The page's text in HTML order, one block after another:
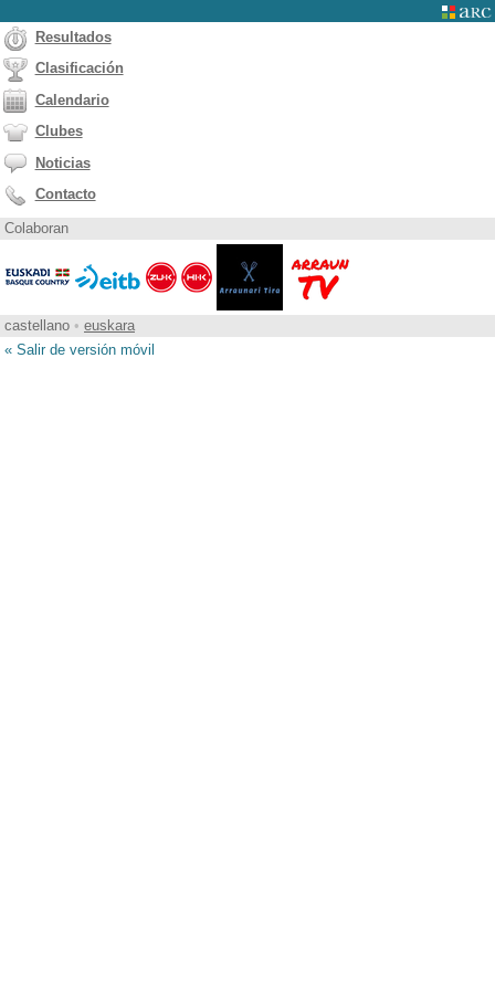
Resultados
Clasificación
Calendario
Clubes
Noticias
Contacto
Colaboran
castellano • euskara
« Salir de versión móvil